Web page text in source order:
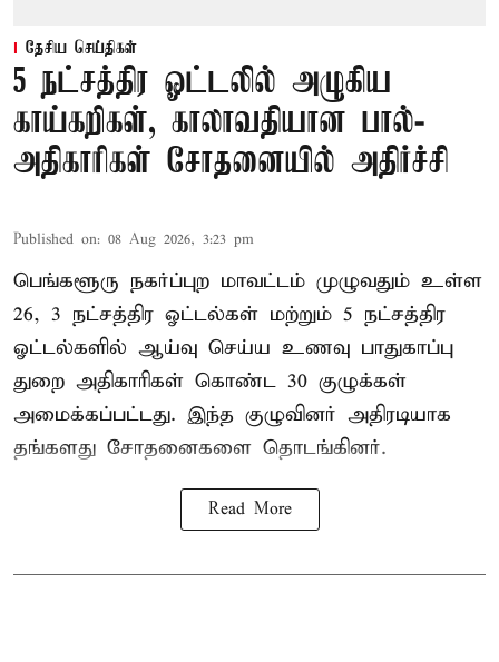
தேசிய செய்திகள்
5 நட்சத்திர ஓட்டலில் அழுகிய
காய்கறிகள், காலாவதியான பால்-
அதிகாரிகள் சோதனையில் அதிர்ச்சி
Published on: 08 Aug 2026, 3:23 pm
பெங்களூரு நகர்ப்புற மாவட்டம் முழுவதும் உள்ள
26, 3 நட்சத்திர ஓட்டல்கள் மற்றும் 5 நட்சத்திர
ஓட்டல்களில் ஆய்வு செய்ய உணவு பாதுகாப்பு
துறை அதிகாரிகள் கொண்ட 30 குழுக்கள்
அமைக்கப்பட்டது. இந்த குழுவினர் அதிரடியாக
தங்களது சோதனைகளை தொடங்கினர்.
Read More